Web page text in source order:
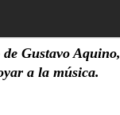
Gustavo Aquino,
a la música.